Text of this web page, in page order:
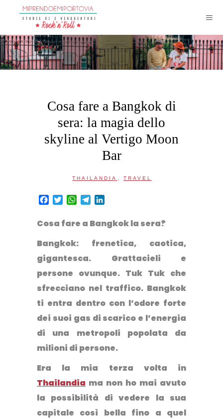
Cosa fare a Bangkok di
sera: la magia dello
skyline al Vertigo Moon
Bar
THAILANDIA , TRAVEL
Facebook
TwitterWhatsApp
Telegram
Cosa fare a Bangkok la sera?
Bangkok: frenetica, caotica,
gigantesca. Grattacieli e
persone ovunque. Tuk Tuk che
sfrecciano nel traffico. Bangkok
ti entra dentro con l’odore forte
dei suoi gas di scarico e l’energia
di una metropoli popolata da
milioni di persone.
Era la mia terza volta in
Thailandia ma non ho mai avuto
la possibilità di vedere la sua
capitale così bella fino a quel